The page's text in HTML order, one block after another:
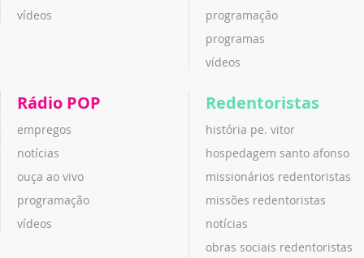
vídeos
programação
programas
vídeos
Rádio POP
empregos
notícias
ouça ao vivo
programação
vídeos
Redentoristas
história pe. vitor
hospedagem santo afonso
missionários redentoristas
missões redentoristas
notícias
obras sociais redentoristas